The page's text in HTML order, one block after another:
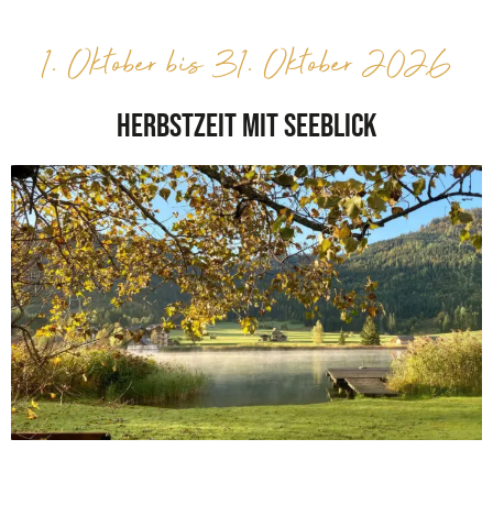
1. Oktober bis 31. Oktober 2026
Herbstzeit mit Seeblick